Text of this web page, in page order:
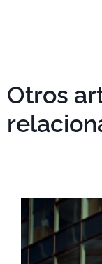
Otros